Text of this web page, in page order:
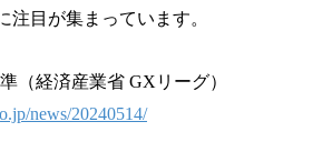
注目が集まっています。
（経済産業省 GXリーグ）
news/20240514/